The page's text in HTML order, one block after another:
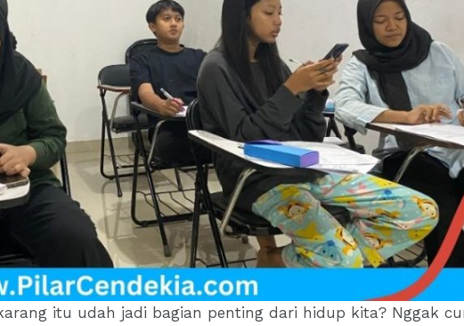
itu udah jadi bagian penting dari hidup kita? Nggak